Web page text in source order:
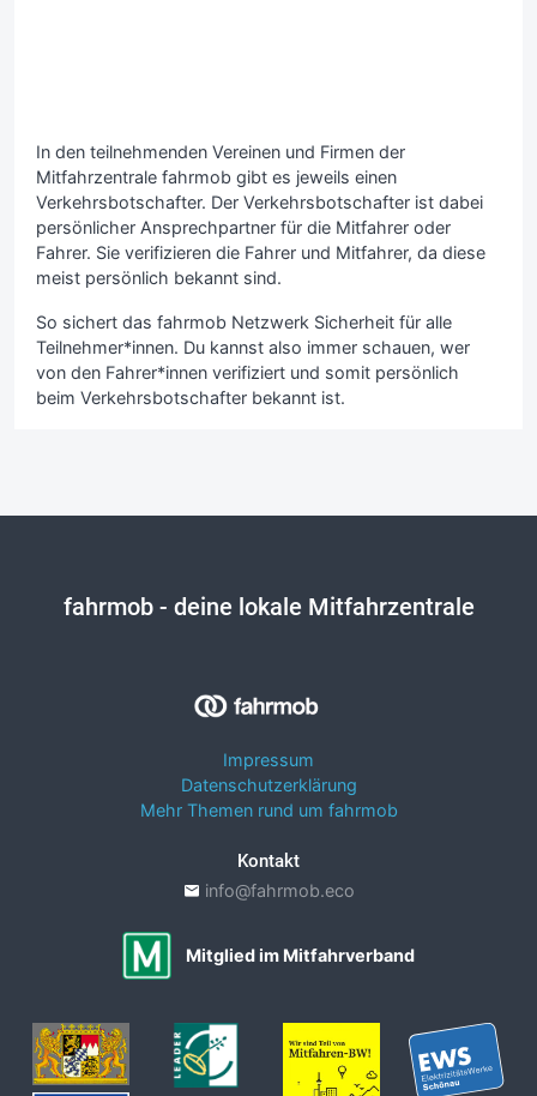
In den teilnehmenden Vereinen und Firmen der
Mitfahrzentrale fahrmob gibt es jeweils einen
Verkehrsbotschafter. Der Verkehrsbotschafter ist dabei
persönlicher Ansprechpartner für die Mitfahrer oder
Fahrer. Sie verifizieren die Fahrer und Mitfahrer, da diese
meist persönlich bekannt sind.
So sichert das fahrmob Netzwerk Sicherheit für alle
Teilnehmer*innen. Du kannst also immer schauen, wer
von den Fahrer*innen verifiziert und somit persönlich
beim Verkehrsbotschafter bekannt ist.
fahrmob- deine lokale Mitfahrzentrale
Impressum
Datenschutzerklärung
Mehr Themen rund um fahrmob
Kontakt
info@fahrmob.eco
Mitglied im Mitfahrverband